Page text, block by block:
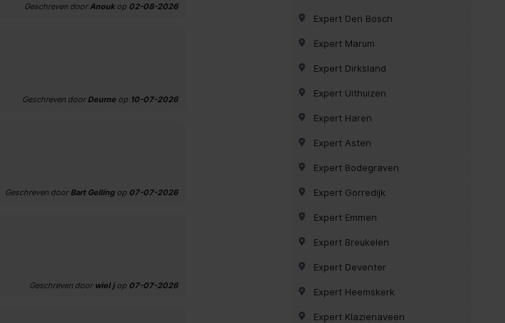
Geschreven door Anoukop 02-08-2026
Geschreven door Deurne op 10-07-2026
Geschreven door Bart Gellingop 07-07-2026
Geschreven door wiel jop 07-07-2026
Expert Den Bosch
Expert Marum
Expert Dirksland
Expert Uithuizen
Expert Haren
Expert Asten
Expert Bodegraven
Expert Gorredijk
Expert Emmen
Expert Breukelen
Expert Deventer
Expert Heemskerk
Expert Klazienaveen